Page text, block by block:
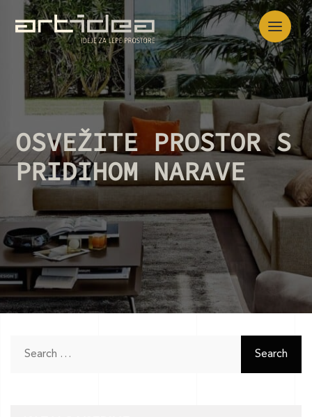
content
OSVEŽITE PROSTOR S
PRIDIHOM NARAVE
for: